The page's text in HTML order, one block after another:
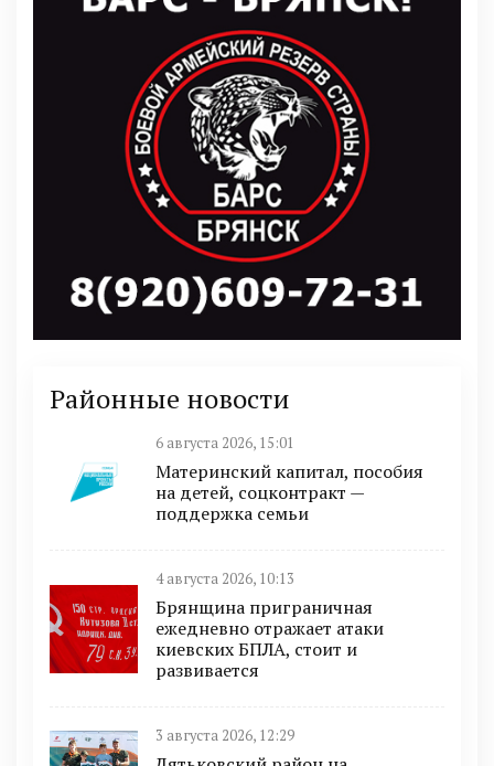
Районные новости
6 августа 2026, 15:01
Материнский капитал, пособия
на детей, соцконтракт —
поддержка семьи
4 августа 2026, 10:13
Брянщина приграничная
ежедневно отражает атаки
киевских БПЛА, стоит и
развивается
3 августа 2026, 12:29